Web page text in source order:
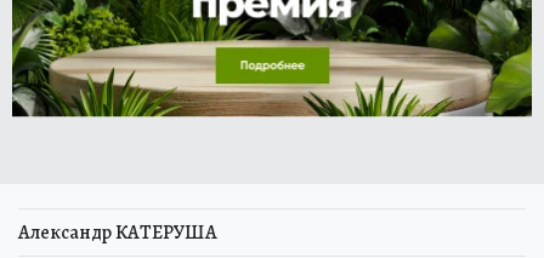
Александр КАТЕРУША